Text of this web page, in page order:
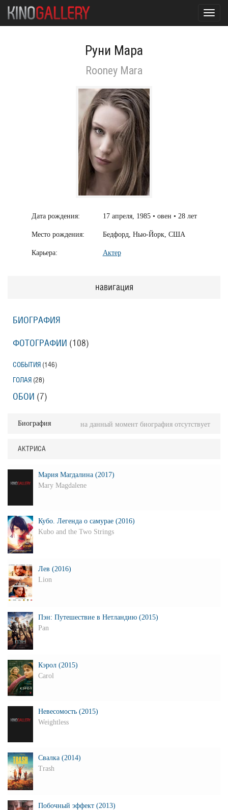
Руни Мара
Rooney Mara
Дата рождения: 17 апреля, 1985 • овен • 28 лет
Место рождения: Бедфорд, Нью-Йорк, США
Карьера: Актер
навигация
БИОГРАФИЯ
ФОТОГРАФИИ (108)
СОБЫТИЯ (146)
ГОЛАЯ (28)
ОБОИ (7)
Биография на данный момент биография отсутствует
АКТРИСА
Мария Магдалина (2017)
Mary Magdalene
Кубо. Легенда о самурае (2016)
Kubo and the Two Strings
Лев (2016)
Lion
Пэн: Путешествие в Нетландию (2015)
Pan
Кэрол (2015)
Carol
Невесомость (2015)
Weightless
Свалка (2014)
Trash
Побочный эффект (2013)